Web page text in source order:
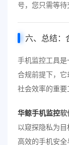
号，您只需等待
六、总结：
手机监控工具是
合规前提下，
社会效率的重要
华鲸手机监控软
以窥探隐私为
高效的手机安全